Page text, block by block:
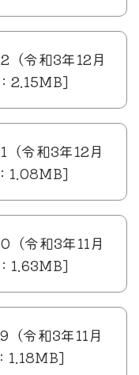
（令和3年12月
2.15MB]
令和3年12月
1.08MB]
令和3年11月
1.63MB]
令和3年11月
1.18MB]